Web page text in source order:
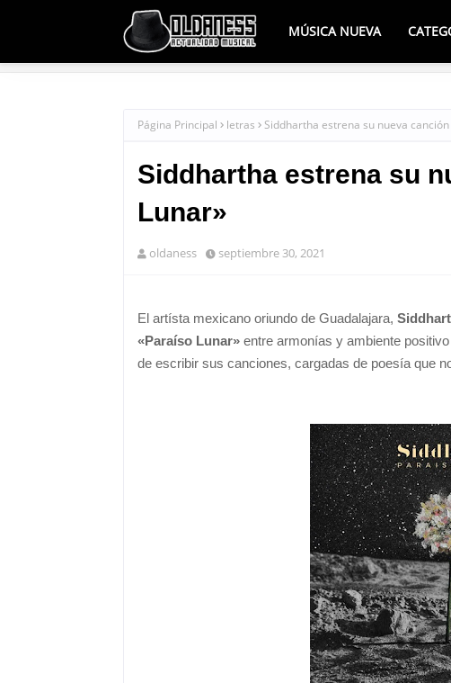
MÚSICA NUEVA
Página Principal letras Siddhartha estrena su nueva
Siddhartha estrena su
Lunar»
oldaness septiembre 30, 2021
El artísta mexicano oriundo de Guadalajara,
«Paraíso Lunar» entre armonías y ambiente
de escribir sus canciones, cargadas de poesía que